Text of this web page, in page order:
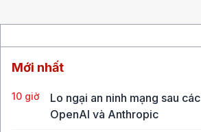
Mới nhất
10 giờ
Lo ngại an ninh mạng sau
OpenAI và Anthropic